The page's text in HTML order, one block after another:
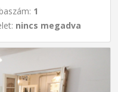
1
nincs megadva